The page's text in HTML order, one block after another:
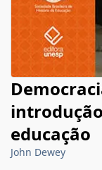
educação
John Dewey